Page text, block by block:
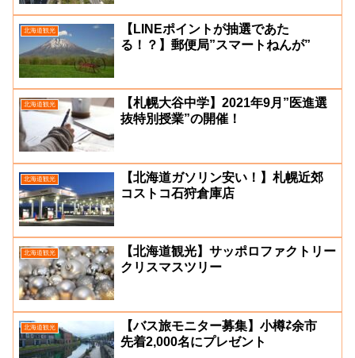
北海道観光
【LINEポイントが抽選であた
る！？】郵便局”スマートねんが”
北海道観光
【札幌大谷中学】2021年9月”医進選
抜特別授業”の開催！
北海道観光
【北海道ガソリン安い！】札幌近郊
コストコ石狩倉庫店
北海道観光
【北海道観光】サッポロファクトリー
クリスマスツリー
北海道観光
【バス旅モニター募集】小樽⇄余市
先着2,000名にプレゼント